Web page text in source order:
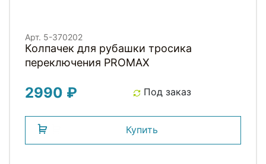
Арт. 5-370202
Колпачек для рубашки тросика
переключения PROMAX
2990 ₽ Под заказ
Купить